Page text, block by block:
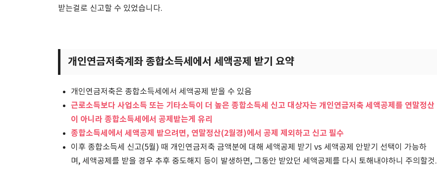
받는걸로 신고할 수 있었습니다.
개인연금저축계좌 종합소득세에서 세액공제 받기 요약
개인연금저축은 종합소득세에서 세액공제 받을 수 있음
근로소득보다 사업소득 또는 기타소득이 더 높은 종합소득세 신고 대상자는 개인연금저축 세액공제를 연말정산
이 아니라 종합소득세에서 공제받는게 유리
종합소득세에서 세액공제 받으려면, 연말정산(2월경)에서 공제 제외하고 신고 필수
이후 종합소득세 신고(5월) 때 개인연금저축 금액분에 대해 세액공제 받기 vs 세액공제 안받기 선택이 가능하
며, 세액공제를 받을 경우 추후 중도해지 등이 발생하면, 그동안 받았던 세액공제를 다시 토해내야하니 주의할것.